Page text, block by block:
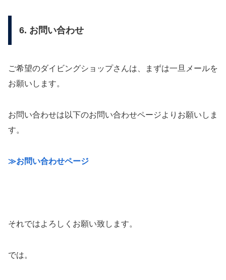
6. お問い合わせ
ご希望のダイビングショップさんは、まずは一旦メールを
お願いします。
お問い合わせは以下のお問い合わせページよりお願いしま
す。
≫お問い合わせページ
それではよろしくお願い致します。
では。